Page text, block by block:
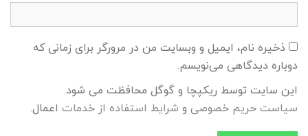
ذخیره نام، ایمیل و وبسایت من در مرورگر برای زمانی که
دوباره دیدگاهی می‌نویسم.
این سایت توسط ریکپچا و گوگل محافظت می شود
سیاست حریم خصوصی و شرایط استفاده از خدمات اعمال.